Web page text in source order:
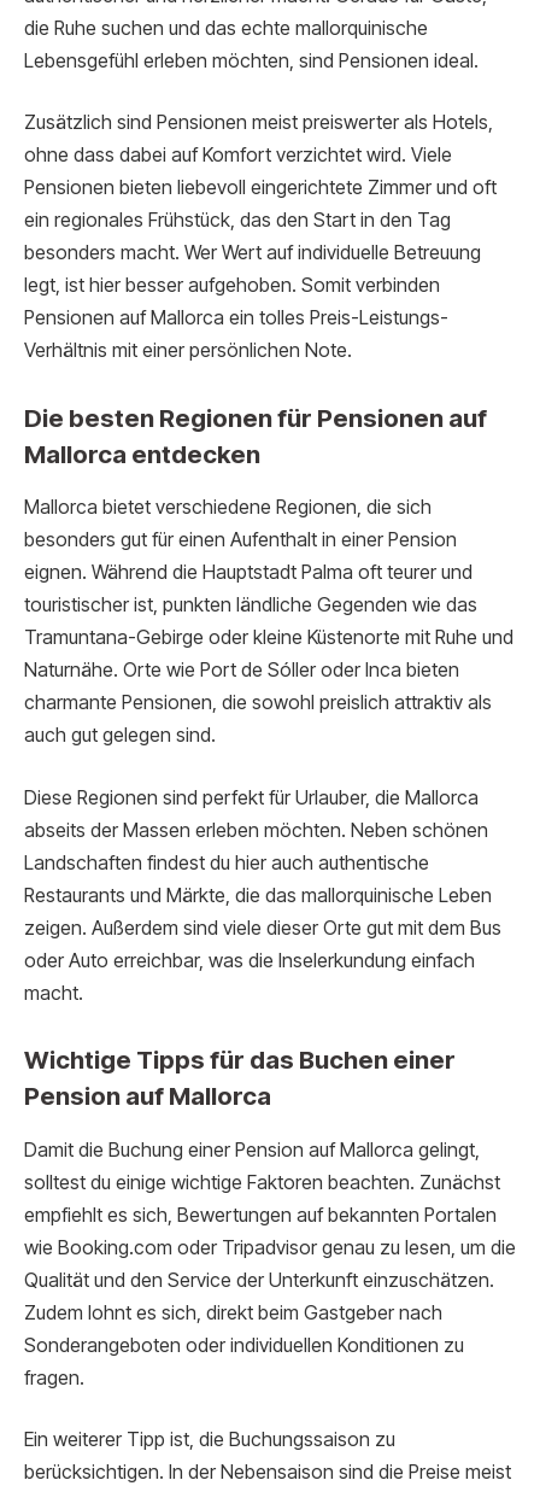
die Ruhe suchen und das echte mallorquinische
Lebensgefühl erleben möchten, sind Pensionen ideal.
Zusätzlich sind Pensionen meist preiswerter als Hotels,
ohne dass dabei auf Komfort verzichtet wird. Viele
Pensionen bieten liebevoll eingerichtete Zimmer und oft
ein regionales Frühstück, das den Start in den Tag
besonders macht. Wer Wert auf individuelle Betreuung
legt, ist hier besser aufgehoben. Somit verbinden
Pensionen auf Mallorca ein tolles Preis-Leistungs-
Verhältnis mit einer persönlichen Note.
Die besten Regionen für Pensionen auf
Mallorca entdecken
Mallorca bietet verschiedene Regionen, die sich
besonders gut für einen Aufenthalt in einer Pension
eignen. Während die Hauptstadt Palma oft teurer und
touristischer ist, punkten ländliche Gegenden wie das
Tramuntana-Gebirge oder kleine Küstenorte mit Ruhe und
Naturnähe. Orte wie Port de Sóller oder Inca bieten
charmante Pensionen, die sowohl preislich attraktiv als
auch gut gelegen sind.
Diese Regionen sind perfekt für Urlauber, die Mallorca
abseits der Massen erleben möchten. Neben schönen
Landschaften findest du hier auch authentische
Restaurants und Märkte, die das mallorquinische Leben
zeigen. Außerdem sind viele dieser Orte gut mit dem Bus
oder Auto erreichbar, was die Inselerkundung einfach
macht.
Wichtige Tipps für das Buchen einer
Pension auf Mallorca
Damit die Buchung einer Pension auf Mallorca gelingt,
solltest du einige wichtige Faktoren beachten. Zunächst
empfiehlt es sich, Bewertungen auf bekannten Portalen
wie Booking.com oder Tripadvisor genau zu lesen, um die
Qualität und den Service der Unterkunft einzuschätzen.
Zudem lohnt es sich, direkt beim Gastgeber nach
Sonderangeboten oder individuellen Konditionen zu
fragen.
Ein weiterer Tipp ist, die Buchungssaison zu
berücksichtigen. In der Nebensaison sind die Preise meist